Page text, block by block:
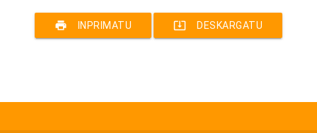
print INPRIMATU system_update_alt DESKARGATU